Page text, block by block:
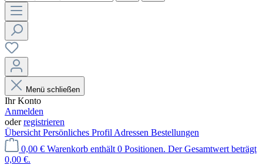
Menü schließen
Ihr Konto
Anmelden
oderregistrieren
Übersicht Persönliches Profil Adressen Bestellungen
0,00 € Warenkorb enthält 0 Positionen. Der Gesamtwert beträgt
0,00 €.